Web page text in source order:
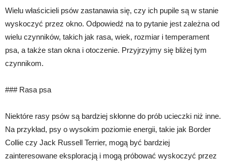
Wielu właścicieli psów zastanawia się, czy ich pupile są w stanie
wyskoczyć przez okno. Odpowiedź na to pytanie jest zależna od
wielu czynników, takich jak rasa, wiek, rozmiar i temperament
psa, a także stan okna i otoczenie. Przyjrzyjmy się bliżej tym
czynnikom.
### Rasa psa
Niektóre rasy psów są bardziej skłonne do prób ucieczki niż inne.
Na przykład, psy o wysokim poziomie energii, takie jak Border
Collie czy Jack Russell Terrier, mogą być bardziej
zainteresowane eksploracją i mogą próbować wyskoczyć przez